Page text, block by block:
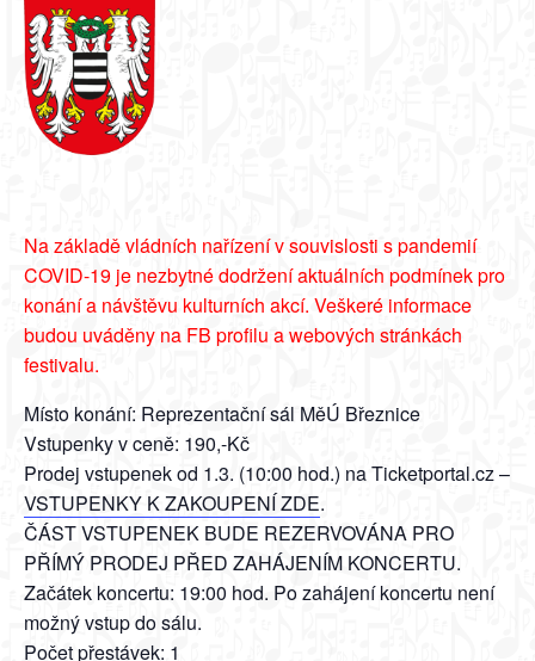
Na základě vládních nařízení v souvislosti s pandemií
COVID-19 je nezbytné dodržení aktuálních podmínek pro
konání a návštěvu kulturních akcí. Veškeré informace
budou uváděny na FB profilu a webových stránkách
festivalu.
Místo konání: Reprezentační sál MěÚ Březnice
Vstupenky v ceně: 190,-Kč
Prodej vstupenek od 1.3. (10:00 hod.) na Ticketportal.cz –
VSTUPENKY K ZAKOUPENÍ ZDE.
ČÁST VSTUPENEK BUDE REZERVOVÁNA PRO
PŘÍMÝ PRODEJ PŘED ZAHÁJENÍM KONCERTU.
Začátek koncertu: 19:00 hod. Po zahájení koncertu není
možný vstup do sálu.
Počet přestávek: 1